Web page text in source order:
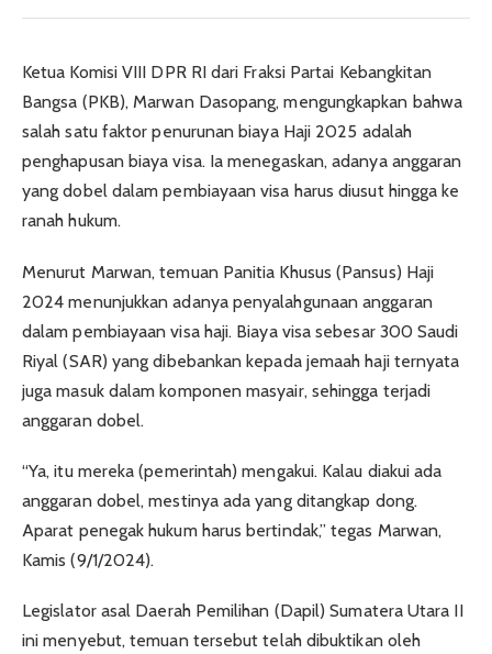
Ketua Komisi VIII DPR RI dari Fraksi Partai Kebangkitan
Bangsa (PKB), Marwan Dasopang, mengungkapkan bahwa
salah satu faktor penurunan biaya Haji 2025 adalah
penghapusan biaya visa. Ia menegaskan, adanya anggaran
yang dobel dalam pembiayaan visa harus diusut hingga ke
ranah hukum.
Menurut Marwan, temuan Panitia Khusus (Pansus) Haji
2024 menunjukkan adanya penyalahgunaan anggaran
dalam pembiayaan visa haji. Biaya visa sebesar 300 Saudi
Riyal (SAR) yang dibebankan kepada jemaah haji ternyata
juga masuk dalam komponen masyair, sehingga terjadi
anggaran dobel.
“Ya, itu mereka (pemerintah) mengakui. Kalau diakui ada
anggaran dobel, mestinya ada yang ditangkap dong.
Aparat penegak hukum harus bertindak,” tegas Marwan,
Kamis (9/1/2024).
Legislator asal Daerah Pemilihan (Dapil) Sumatera Utara II
ini menyebut, temuan tersebut telah dibuktikan oleh